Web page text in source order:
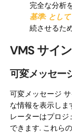
完全な分析
基準: とし
続させるた
VMS サイ
可変メッセー
可変メッセージ
な情報を表示しま
レーターはプロ
できます. これら